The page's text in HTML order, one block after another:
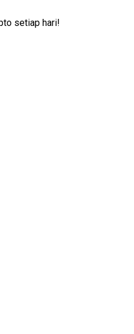
setiap hari!